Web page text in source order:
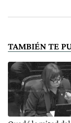
TAMBIÉN TE